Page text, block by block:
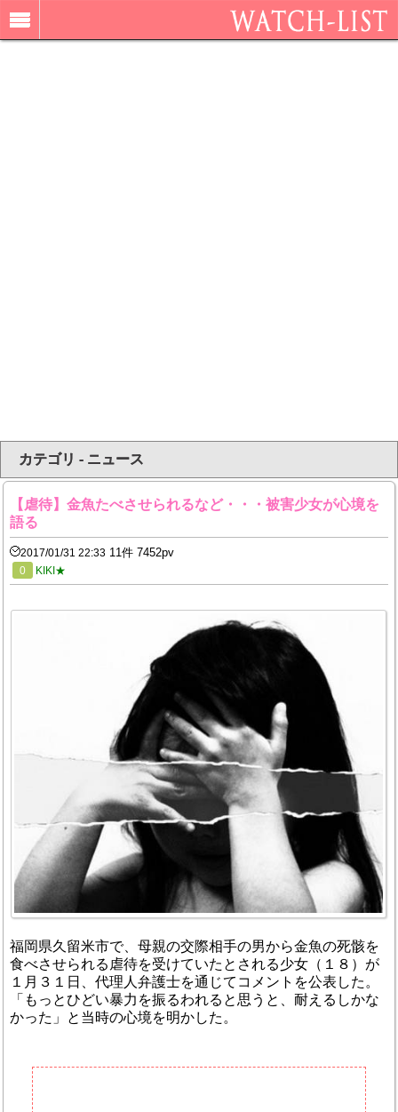
カテゴリ - ニュース
【虐待】金魚たべさせられるなど・・・被害少女が心境を
語る
2017/01/31 22:33 11件 7452pv
0 KIKI★
福岡県久留米市で、母親の交際相手の男から金魚の死骸を
食べさせられる虐待を受けていたとされる少女（１８）が
１月３１日、代理人弁護士を通じてコメントを公表した。
「もっとひどい暴力を振るわれると思うと、耐えるしかな
かった」と当時の心境を明かした。